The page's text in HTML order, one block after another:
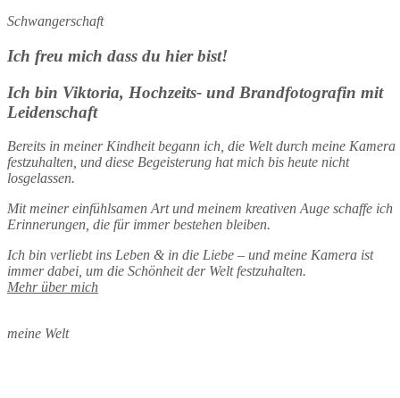
Schwangerschaft
Ich freu mich dass du hier bist!
Ich bin Viktoria, Hochzeits- und Brandfotografin mit
Leidenschaft
Bereits in meiner Kindheit begann ich, die Welt durch meine Kamera
festzuhalten, und diese Begeisterung hat mich bis heute nicht
losgelassen.
Mit meiner einfühlsamen Art und meinem kreativen Auge schaffe ich
Erinnerungen, die für immer bestehen bleiben.
Ich bin verliebt ins Leben & in die Liebe – und meine Kamera ist
immer dabei, um die Schönheit der Welt festzuhalten.
Mehr über mich
meine Welt